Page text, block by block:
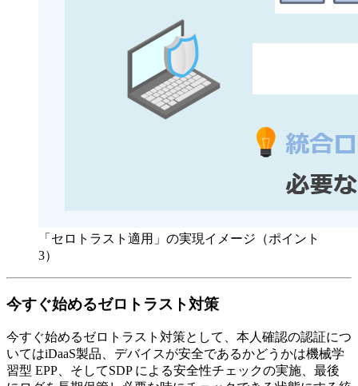
「セロトラスト適用」の実現イメージ（ポイント
3）
今すぐ始めるゼロトラスト対策
今すぐ始めるゼロトラスト対策として、本人確認の認証につ
いてはiDaaS製品、デバイスが安全であるかどうかは機械学
習型 EPP、そしてSDP による安全性チェックの実施、最後